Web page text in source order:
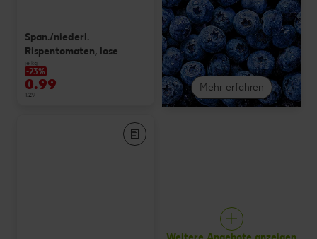
Mehr erfahren
Span./niederl.
Rispentomaten, lose
je kg
-23%
0.99
1.29